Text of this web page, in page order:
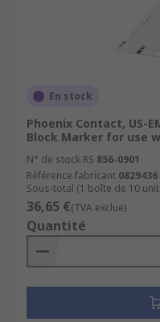
En stock
Phoenix Contact, US-
Block Marker for use
N° de stock RS 856-0901
Référence fabricant 0829436
Sous-total (1 boîte de 10
36,65 €(TVA exclue)
Quantité